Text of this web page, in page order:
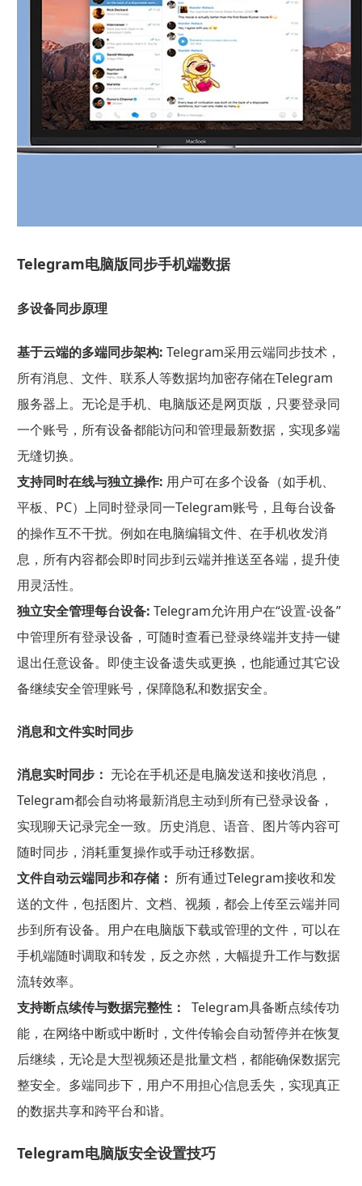
Telegram电脑版同步手机端数据
多设备同步原理
基于云端的多端同步架构: Telegram采用云端同步技术，
所有消息、文件、联系人等数据均加密存储在Telegram
服务器上。无论是手机、电脑版还是网页版，只要登录同
一个账号，所有设备都能访问和管理最新数据，实现多端
无缝切换。
支持同时在线与独立操作: 用户可在多个设备（如手机、
平板、PC）上同时登录同一Telegram账号，且每台设备
的操作互不干扰。例如在电脑编辑文件、在手机收发消
息，所有内容都会即时同步到云端并推送至各端，提升使
用灵活性。
独立安全管理每台设备: Telegram允许用户在“设置-设备”
中管理所有登录设备，可随时查看已登录终端并支持一键
退出任意设备。即使主设备遗失或更换，也能通过其它设
备继续安全管理账号，保障隐私和数据安全。
消息和文件实时同步
消息实时同步： 无论在手机还是电脑发送和接收消息，
Telegram都会自动将最新消息主动到所有已登录设备，
实现聊天记录完全一致。历史消息、语音、图片等内容可
随时同步，消耗重复操作或手动迁移数据。
文件自动云端同步和存储： 所有通过Telegram接收和发
送的文件，包括图片、文档、视频，都会上传至云端并同
步到所有设备。用户在电脑版下载或管理的文件，可以在
手机端随时调取和转发，反之亦然，大幅提升工作与数据
流转效率。
支持断点续传与数据完整性：
Telegram具备断点续传功
能，在网络中断或中断时，文件传输会自动暂停并在恢复
后继续，无论是大型视频还是批量文档，都能确保数据完
整安全。多端同步下，用户不用担心信息丢失，实现真正
的数据共享和跨平台和谐。
Telegram电脑版安全设置技巧